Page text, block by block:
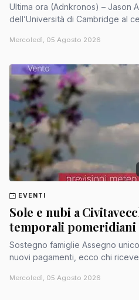
Ultima ora (Adnkronos) – Jason Arday, 41enne professore
dell’Università di Cambridge al
Mercoledì, 05 Agosto 2026
EVENTI
Sole e nubi a
temporali pomeridiani
Sostegno famiglie Assegno
nuovi pagamenti, ecco chi
Mercoledì, 05 Agosto 2026